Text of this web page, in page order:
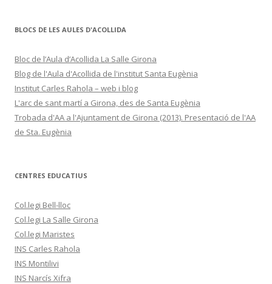
BLOCS DE LES AULES D'ACOLLIDA
Bloc de l’Aula d’Acollida La Salle Girona
Blog de l'Aula d'Acollida de l'institut Santa Eugènia
Institut Carles Rahola – web i blog
L'arc de sant martí a Girona, des de Santa Eugènia
Trobada d'AA a l'Ajuntament de Girona (2013). Presentació de l'AA
de Sta. Eugènia
CENTRES EDUCATIUS
Col.legi Bell-lloc
Col.legi La Salle Girona
Col.legi Maristes
INS Carles Rahola
INS Montilivi
INS Narcís Xifra